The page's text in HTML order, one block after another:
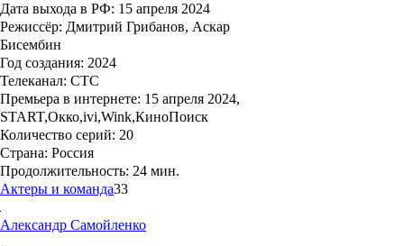
Дата выхода в РФ: 15 апреля 2024
Режиссёр: Дмитрий Грибанов, Аскар
Бисембин
Год создания: 2024
Телеканал: СТС
Премьера в интернете: 15 апреля 2024,
START,Окко,ivi,Wink,КиноПоиск
Количество серий: 20
Страна: Россия
Продолжительность: 24 мин.
Актеры и команда33
Александр Самойленко